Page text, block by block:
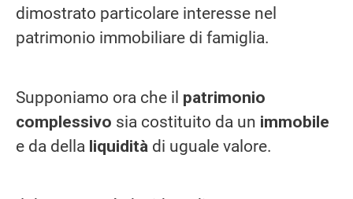
dimostrato particolare interesse nel
patrimonio immobiliare di famiglia.
Supponiamo ora che il patrimonio
complessivo sia costituito da un immobile
e da della liquidità di uguale valore.